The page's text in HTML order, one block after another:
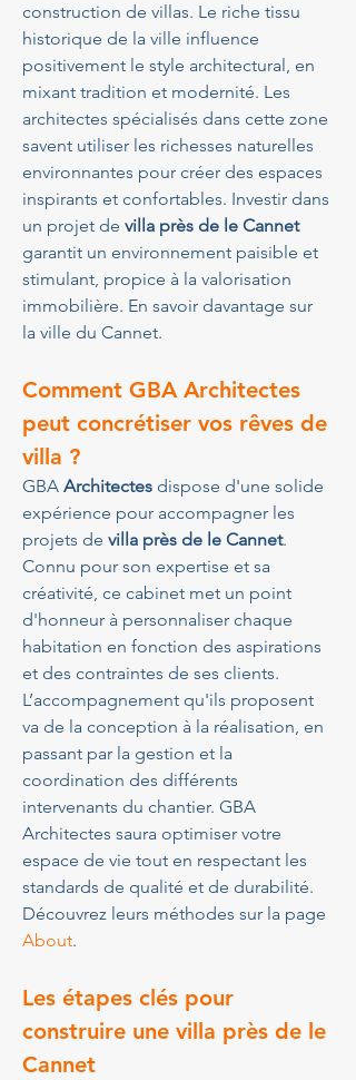
construction de villas. Le riche tissu
historique de la ville influence
positivement le style architectural, en
mixant tradition et modernité. Les
architectes spécialisés dans cette zone
savent utiliser les richesses naturelles
environnantes pour créer des espaces
inspirants et confortables. Investir dans
un projet de villa près de le Cannet
garantit un environnement paisible et
stimulant, propice à la valorisation
immobilière. En savoir davantage sur
la ville du Cannet.
Comment GBA Architectes
peut concrétiser vos rêves de
villa ?
GBA Architectes dispose d'une solide
expérience pour accompagner les
projets de villa près de le Cannet.
Connu pour son expertise et sa
créativité, ce cabinet met un point
d'honneur à personnaliser chaque
habitation en fonction des aspirations
et des contraintes de ses clients.
L’accompagnement qu'ils proposent
va de la conception à la réalisation, en
passant par la gestion et la
coordination des différents
intervenants du chantier. GBA
Architectes saura optimiser votre
espace de vie tout en respectant les
standards de qualité et de durabilité.
Découvrez leurs méthodes sur la page
About.
Les étapes clés pour
construire une villa près de le
Cannet